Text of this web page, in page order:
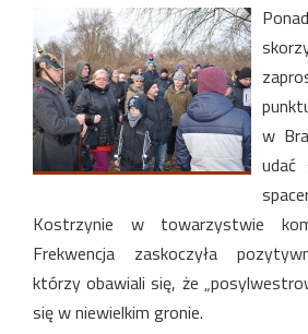
w
udać
Kostrzynie w towarzystwie
Frekwencja zaskoczyła
którzy obawiali się, że
się w niewielkim gronie.